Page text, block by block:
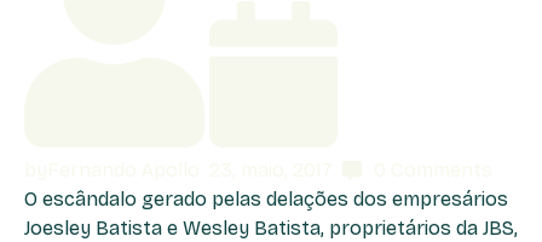
O escândalo gerado pelas delações dos empresários
Joesley Batista e Wesley Batista, proprietários da JBS,